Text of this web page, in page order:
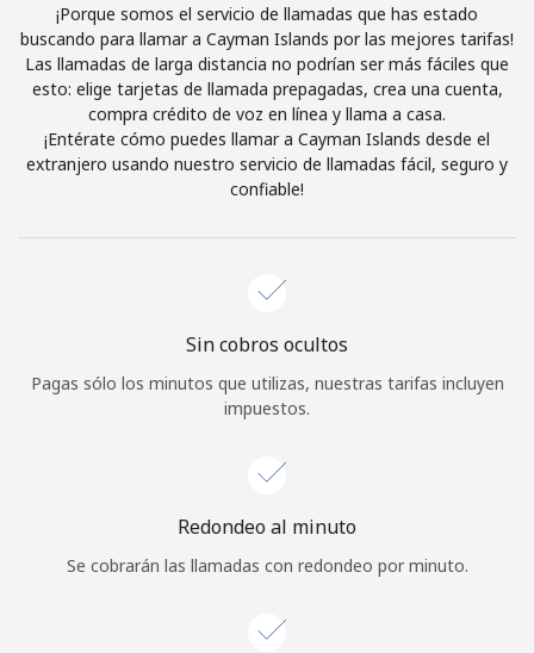
Únete
¡Hola!
¿Olvidaste tu contraseña? →
Iniciar Sesión
¡Porque somos el servicio de llamadas que has estado
buscando para llamar a Cayman Islands por las mejores tarifas!
Las llamadas de larga distancia no podrían ser más fáciles que
esto: elige tarjetas de llamada prepagadas, crea una cuenta,
compra crédito de voz en línea y llama a casa.
¡Entérate cómo puedes llamar a Cayman Islands desde el
extranjero usando nuestro servicio de llamadas fácil, seguro y
confiable!
Sin cobros ocultos
Pagas sólo los minutos que utilizas, nuestras tarifas incluyen
impuestos.
Redondeo al minuto
Se cobrarán las llamadas con redondeo por minuto.